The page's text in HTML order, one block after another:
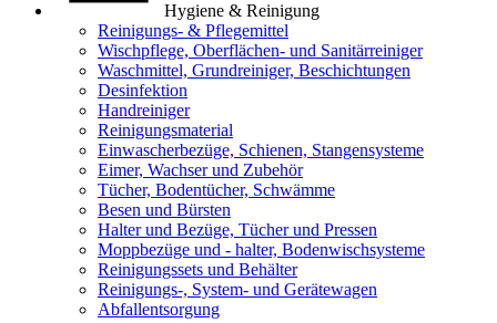
Hygiene & Reinigung
Reinigungs- & Pflegemittel
Wischpflege, Oberflächen- und Sanitärreiniger
Waschmittel, Grundreiniger, Beschichtungen
Desinfektion
Handreiniger
Reinigungsmaterial
Einwascherbezüge, Schienen, Stangensysteme
Eimer, Wachser und Zubehör
Tücher, Bodentücher, Schwämme
Besen und Bürsten
Halter und Bezüge, Tücher und Pressen
Moppbezüge und - halter, Bodenwischsysteme
Reinigungssets und Behälter
Reinigungs-, System- und Gerätewagen
Abfallentsorgung